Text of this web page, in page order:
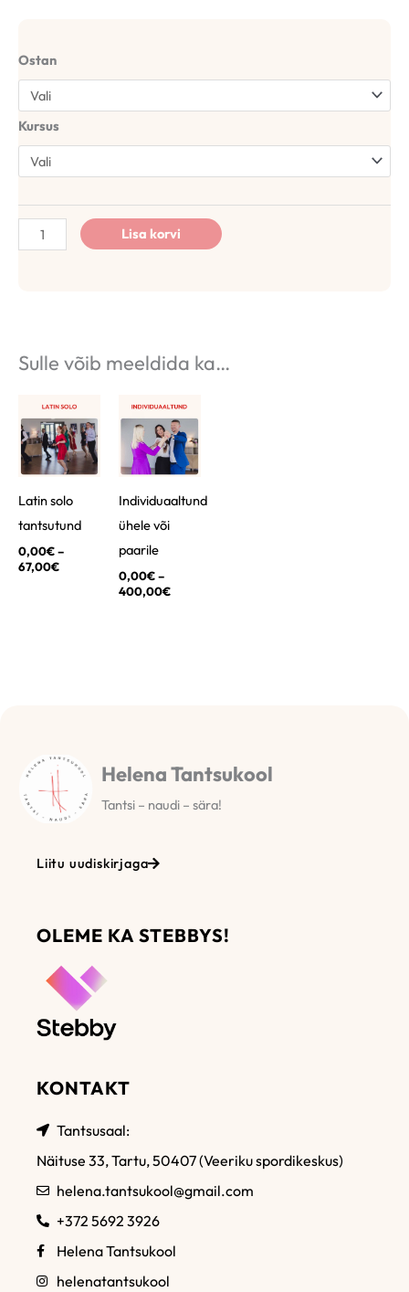
Ostan
Kursus
Lisa korvi
Sulle võib meeldida ka…
Latin solo
tantsutund
0,00€–
67,00€
Hinnavahemik:
0,00€
kuni
67,00€
Individuaaltund
ühele või
paarile
0,00€–
400,00€
Hinnavahemik:
0,00€
kuni
400,00€
Helena Tantsukool
Tantsi – naudi – sära!
Liitu uudiskirjaga
OLEME KA STEBBYS!
KONTAKT
Tantsusaal:
Näituse 33, Tartu, 50407 (Veeriku spordikeskus)
helena.tantsukool@gmail.com
+372 5692 3926
Helena Tantsukool
helenatantsukool